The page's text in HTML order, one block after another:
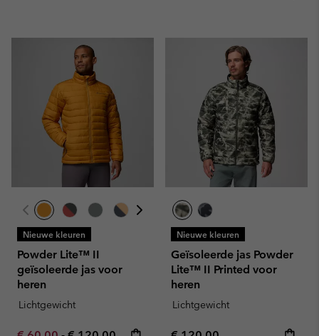
Nieuwe kleuren
Powder Lite™ II
geïsoleerde jas voor
heren
Lichtgewicht
Nieuwe kleuren
Geïsoleerde jas Powder
Lite™ II Printed voor
heren
Lichtgewicht